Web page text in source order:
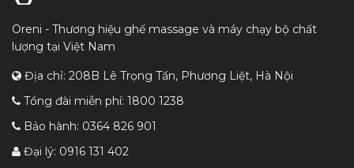
Oreni - Thương hiệu ghế massage và máy chạy bộ chất
lượng tại Việt Nam
Địa chỉ: 208B Lê Trọng Tấn, Phương Liệt, Hà Nội
Tổng đài miễn phí: 1800 1238
Bảo hành: 0364 826 901
Đại lý: 0916 131 402